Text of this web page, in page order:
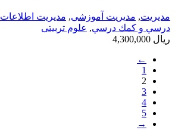
مديريت, مدیریت آموزشی, مدیریت اطلاعات
درسي و كمك درسي, علوم تربیتی
ریال
←
1
2
3
4
5
→